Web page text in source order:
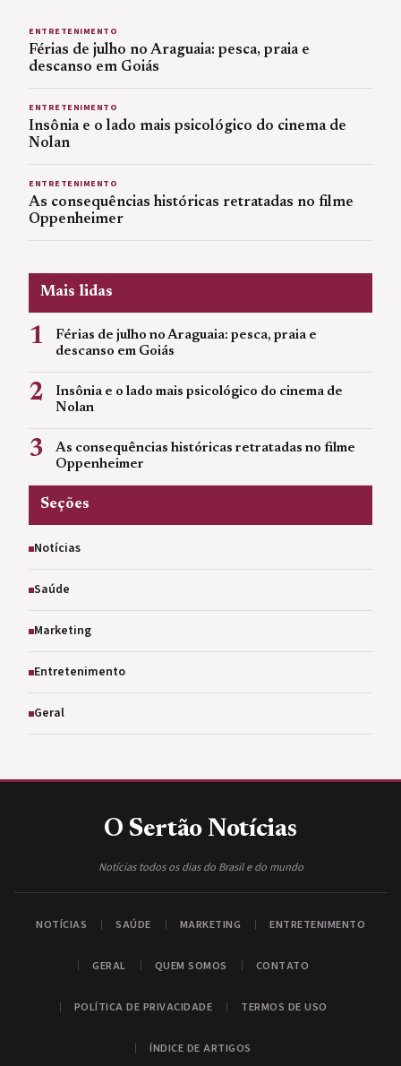
ENTRETENIMENTO
Férias de julho no Araguaia: pesca, praia e
descanso em Goiás
ENTRETENIMENTO
Insônia e o lado mais psicológico do cinema de
Nolan
ENTRETENIMENTO
As consequências históricas retratadas no filme
Oppenheimer
Mais lidas
1
Férias de julho no Araguaia: pesca, praia e
descanso em Goiás
2
Insônia e o lado mais psicológico do cinema de
Nolan
3
As consequências históricas retratadas no filme
Oppenheimer
Seções
Notícias
Saúde
Marketing
Entretenimento
Geral
O Sertão Notícias
Notícias todos os dias do Brasil e do mundo
NOTÍCIAS SAÚDE MARKETING ENTRETENIMENTO
GERAL QUEM SOMOS CONTATO
POLÍTICA DE PRIVACIDADE TERMOS DE USO
ÍNDICE DE ARTIGOS